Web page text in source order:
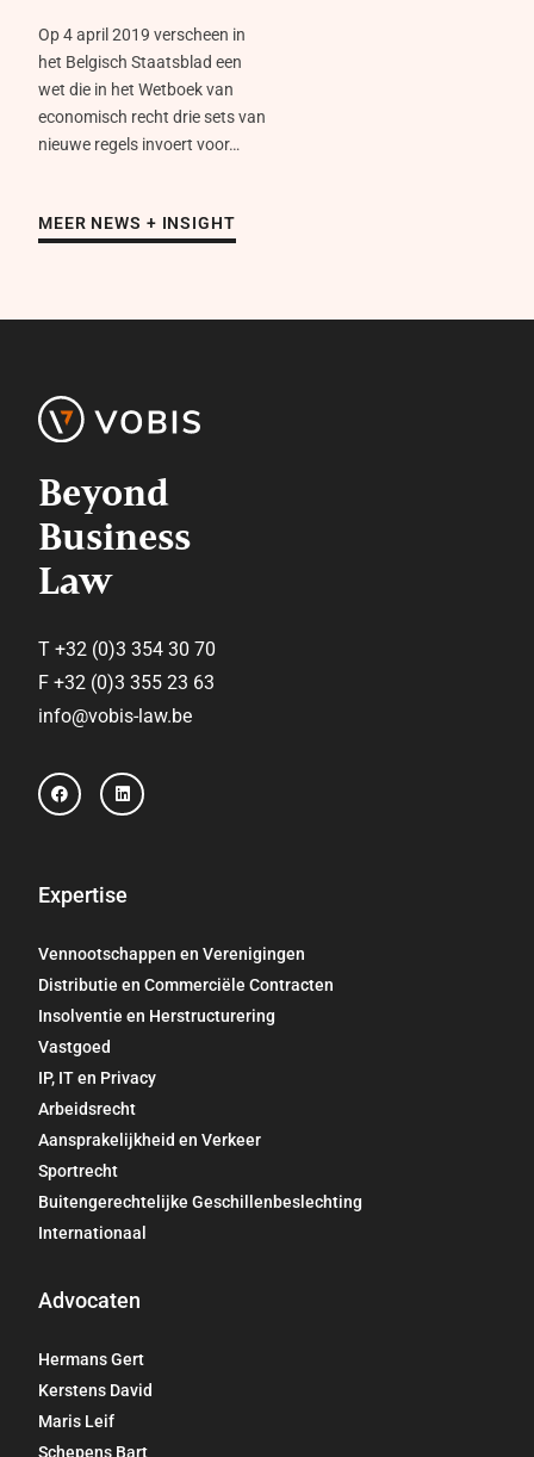
Op 4 april 2019 verscheen in
het Belgisch Staatsblad een
wet die in het Wetboek van
economisch recht drie sets van
nieuwe regels invoert voor…
MEER NEWS + INSIGHT
Beyond
Business
Law
T +32 (0)3 354 30 70
F +32 (0)3 355 23 63
info@vobis-law.be
F
a
c
k
L
i
n
n
Advocaten
Hermans Gert
Kerstens David
Maris Leif
Schepens Bart
Expertise
Vennootschappen en Verenigingen
Distributie en Commerciële Contracten
Insolventie en Herstructurering
Vastgoed
IP, IT en Privacy
Arbeidsrecht
Aansprakelijkheid en Verkeer
Sportrecht
Buitengerechtelijke Geschillenbeslechting
Internationaal